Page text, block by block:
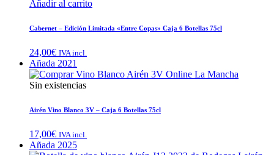
Añadir al carrito
Cabernet – Edición Limitada «Entre Copas» Caja 6 Botellas 75cl
24,00€ IVA incl.
Añada 2021
Sin existencias
Airén Vino Blanco 3V – Caja 6 Botellas 75cl
17,00€ IVA incl.
Añada 2025